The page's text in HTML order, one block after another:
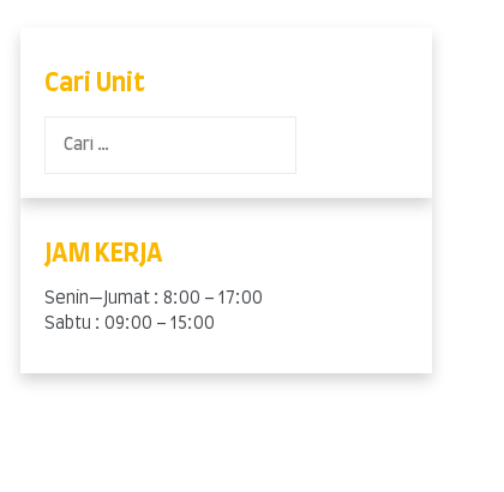
Cari Unit
untuk:
JAM KERJA
Senin—Jumat : 8:00 – 17:00
Sabtu : 09:00 – 15:00